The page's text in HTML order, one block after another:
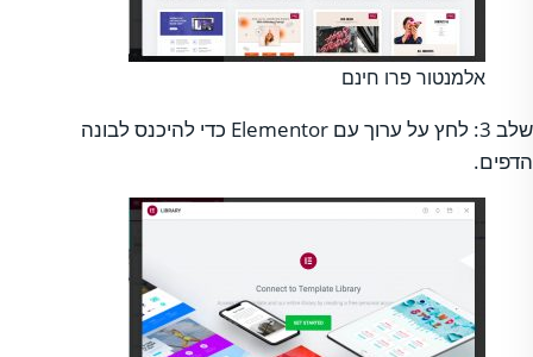
אלמנטור פרו חינם
שלב 3: לחץ על ערוך עם Elementor כדי להיכנס לבונה
הדפים.